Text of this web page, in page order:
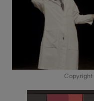
Copyright